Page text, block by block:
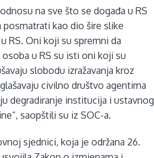
na sve što se događa u RS
kao dio šire slike
RS. Oni koji su spremni da
u RS su isti oni koji su
slobodu izražavanja kroz
civilno društvo agentima
degradiranje institucija i ustavnog
saopštili su iz SOC-a.
sjednici, koja je održana 26.